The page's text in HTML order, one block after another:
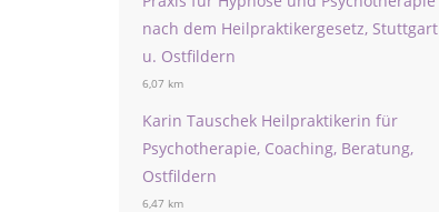
nach dem Heilpraktikergesetz, Stuttgart
u. Ostfildern
6,07 km
Karin Tauschek Heilpraktikerin für
Psychotherapie, Coaching, Beratung,
Ostfildern
6,47 km